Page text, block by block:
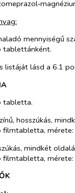
mennyiségű
tablettánként.
listáját lásd a 6.1
tabletta.
hosszúkás,
mindkét